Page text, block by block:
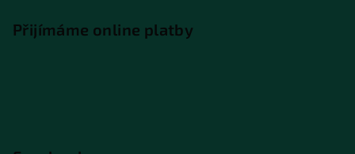
Přijímáme online platby